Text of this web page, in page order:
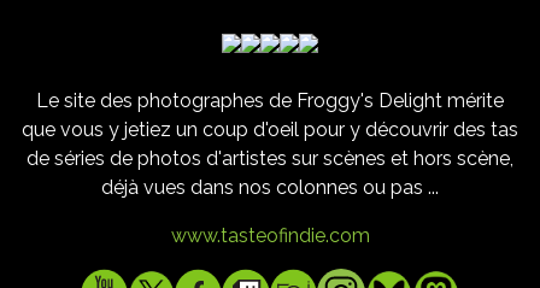
Le site des photographes de Froggy's Delight mérite
que vous y jetiez un coup d'oeil pour y découvrir des tas
de séries de photos d'artistes sur scènes et hors scène,
déjà vues dans nos colonnes ou pas ...
www.tasteofindie.com